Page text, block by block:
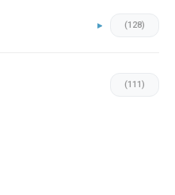
(128)
(111)